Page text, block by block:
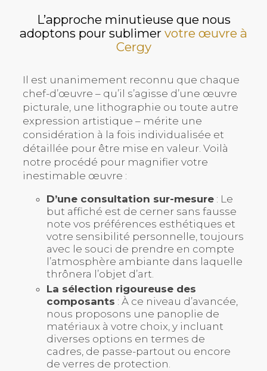
L’approche minutieuse que nous
adoptons pour sublimer votre œuvre à
Cergy
Il est unanimement reconnu que chaque
chef-d’œuvre – qu’il s’agisse d’une œuvre
picturale, une lithographie ou toute autre
expression artistique – mérite une
considération à la fois individualisée et
détaillée pour être mise en valeur. Voilà
notre procédé pour magnifier votre
inestimable œuvre :
D’une consultation sur-mesure : Le
but affiché est de cerner sans fausse
note vos préférences esthétiques et
votre sensibilité personnelle, toujours
avec le souci de prendre en compte
l’atmosphère ambiante dans laquelle
thrônera l’objet d’art.
La sélection rigoureuse des
composants : À ce niveau d’avancée,
nous proposons une panoplie de
matériaux à votre choix, y incluant
diverses options en termes de
cadres, de passe-partout ou encore
de verres de protection.